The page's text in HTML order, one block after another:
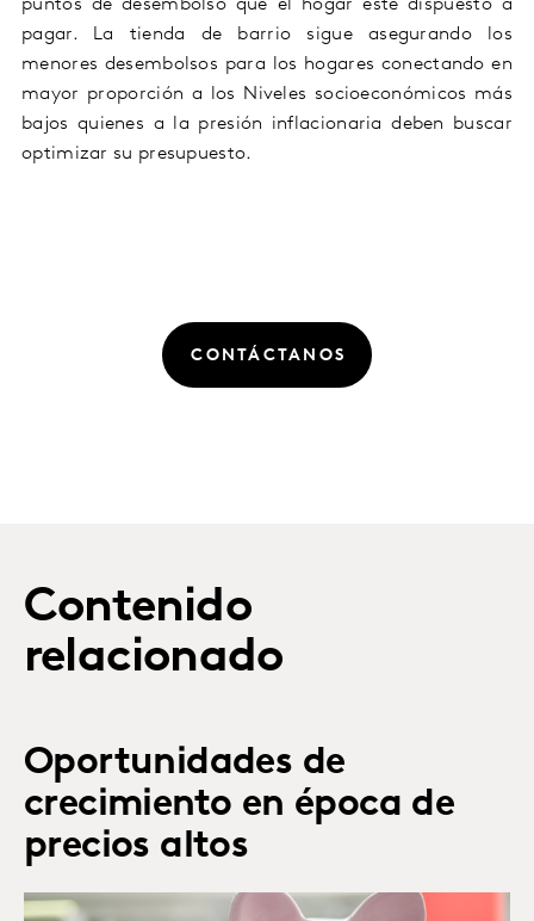
puntos de desembolso que el hogar esté dispuesto a
pagar. La tienda de barrio sigue asegurando los
menores desembolsos para los hogares conectando en
mayor proporción a los Niveles socioeconómicos más
bajos quienes a la presión inflacionaria deben buscar
optimizar su presupuesto.
CONTÁCTANOS
Contenido
relacionado
Oportunidades de
crecimiento en época de
precios altos